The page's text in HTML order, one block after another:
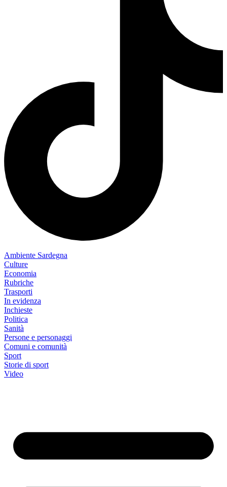
Ambiente Sardegna
Culture
Economia
Rubriche
Trasporti
In evidenza
Inchieste
Politica
Sanità
Persone e personaggi
Comuni e comunità
Sport
Storie di sport
Video